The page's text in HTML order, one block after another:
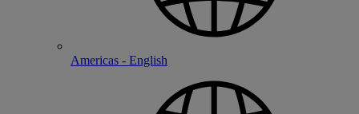
Americas - English